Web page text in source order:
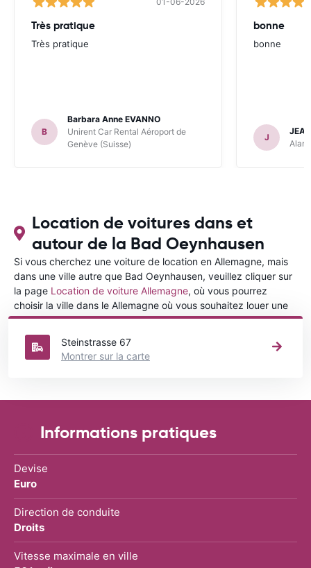
Très pratique
Très pratique
B
Barbara Anne EVANNO
Unirent Car Rental Aéroport de
Genève (Suisse)
bonne
bonne
J
Location de voitures dans et
autour de la Bad Oeynhausen
Si vous cherchez une voiture de location en Allemagne, mais
dans une ville autre que Bad Oeynhausen, veuillez cliquer sur
la page Location de voiture Allemagne, où vous pourrez
choisir la ville dans le Allemagne où vous souhaitez louer une
voiture.
Steinstrasse 67
Montrer sur la carte
Informations pratiques
Devise
Euro
Direction de conduite
Droits
Vitesse maximale en ville